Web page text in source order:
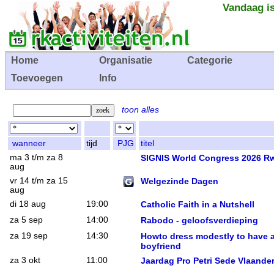
Vandaag
Home Organisatie
Categorie
Toevoegen
Info
toon alles
wanneer tijd PJG
titel
ma 3 t/m za 8
aug
SIGNIS World Congress 2026
vr 14 t/m za 15
aug
Welgezinde Dagen
di 18 aug 19:00 Catholic Faith in a Nutshell
za 5 sep 14:00 Rabodo - geloofsverdieping
za 19 sep 14:30
Howto dress modestly to have
boyfriend
za 3 okt 11:00 Jaardag Pro Petri Sede